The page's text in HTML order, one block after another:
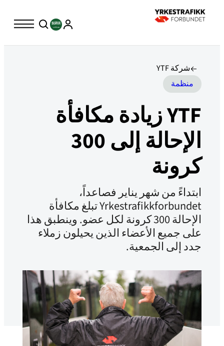
شركة YTF
منظمة
YTF زيادة مكافأة
الإحالة إلى 300
كرونة
ابتداءً من شهر يناير فصاعداً،
Yrkestrafikkforbundet تبلغ مكافأة
الإحالة 300 كرونة لكل عضو. وينطبق هذا
على جميع الأعضاء الذين يحيلون زملاء
جدد إلى الجمعية.